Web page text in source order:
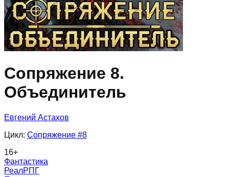
Сопряжение 8.
Объединитель
Евгений Астахов
Цикл: Сопряжение #8
16+
Фантастика
РеалРПГ